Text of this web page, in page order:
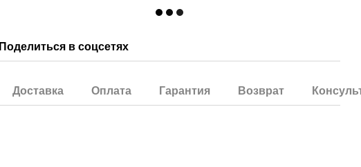
Поделиться в соцсетях
Доставка Оплата Гарантия Возврат